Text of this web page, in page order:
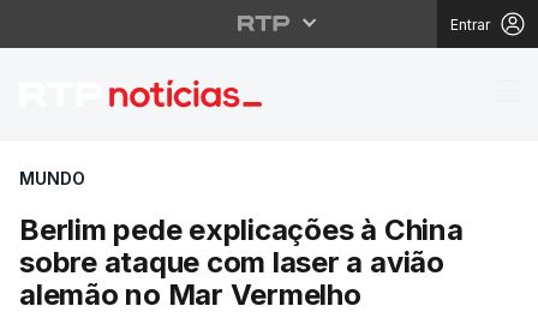
Entrar
Berlim pede
MUNDO
Berlim pede explicações à China
sobre ataque com laser a avião
alemão no Mar Vermelho